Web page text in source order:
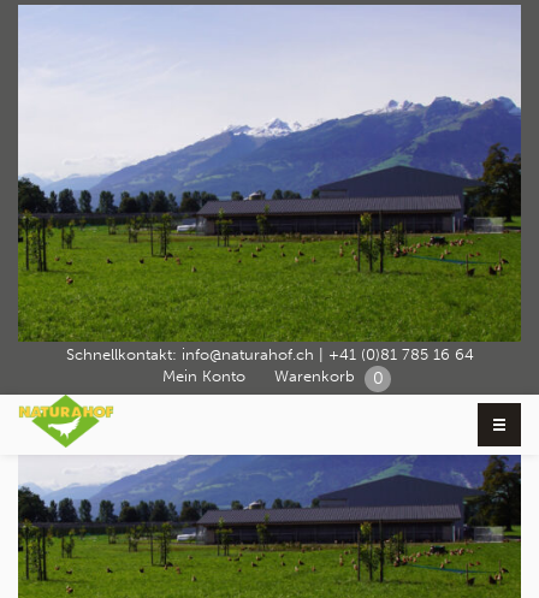
Schnellkontakt: info@naturahof.ch
+41 (0)81 785 16 64
Mein Konto
Warenkorb 0
naturahof_impressionen16
Home › Über Naturahof › Betrieb › naturahof_impressionen16